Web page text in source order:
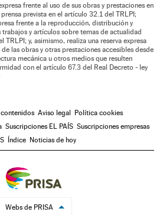
frente al uso de sus obras y prestaciones en
prevista en el artículo 32.1 del TRLPI;
frente a la reproducción, distribución y
y artículos sobre temas de actualidad
TRLPI; y, asimismo, realiza una reserva expresa
las obras y otras prestaciones accesibles desde
mecánica u otros medios que resulten
con el artículo 67.3 del Real Decreto - ley
Aviso legal Política cookies
Suscripciones EL PAÍS Suscripciones empresas
Índice Noticias de hoy
Webs de PRISA